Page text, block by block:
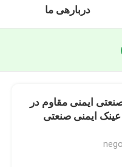
دربارهی ما
ایمنی مقاوم در
ایمنی صنعتی